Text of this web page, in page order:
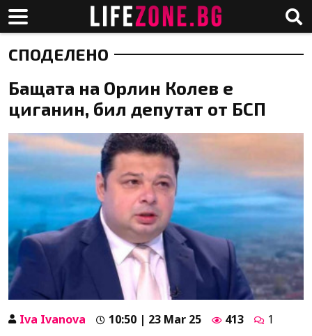
СПОДЕЛЕНО
Бащата на Орлин Колев е
циганин, бил депутат от БСП
Iva Ivanova 10:50 | 23 Mar 25 413 1